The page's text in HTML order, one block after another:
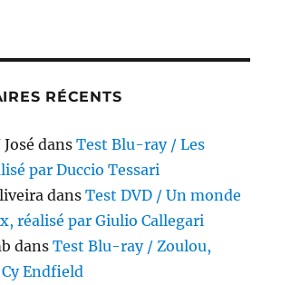
RÉCENTS
dansTest Blu-ray / Les
par Duccio Tessari
dansTest DVD / Un monde
réalisé par Giulio Callegari
dansTest Blu-ray / Zoulou,
Endfield